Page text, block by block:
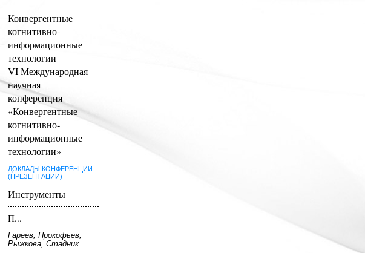
Конвергентные
когнитивно-
информационные
технологии
VI Международная
научная
конференция
«Конвергентные
когнитивно-
информационные
технологии»
ДОКЛАДЫ КОНФЕРЕНЦИИ
(ПРЕЗЕНТАЦИИ)
Инструменты
П...
Гареев, Прокофьев,
Рыжкова, Стадник